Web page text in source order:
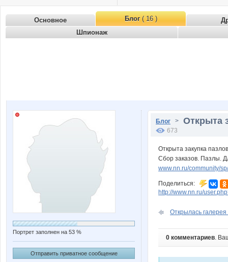
Основное Блог( 16 )
Шпионаж
Портрет заполнен на 53 %
Отправить приватное сообщение
Блог > Открыта
673
Открыта закупка
Сбор заказов. Пазлы.
www.nn.ru/community/
Поделиться:
http://www.nn.ru/
Открылась
0 комментариев.